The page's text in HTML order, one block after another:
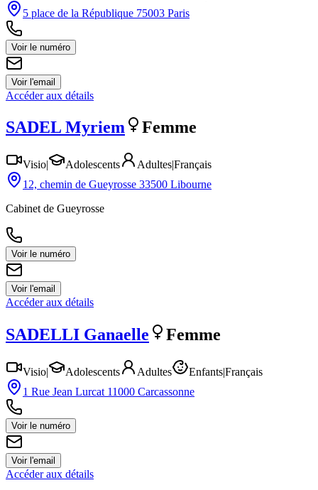
5 place de la République 75003 Paris
Voir le numéro
Voir l'email
Accéder aux détails
SADEL Myriem Femme
Visio| Adolescents Adultes|Français
12, chemin de Gueyrosse 33500 Libourne
Cabinet de Gueyrosse
Voir le numéro
Voir l'email
Accéder aux détails
SADELLI Ganaelle Femme
Visio| Adolescents Adultes Enfants|Français
1 Rue Jean Lurcat 11000 Carcassonne
Voir le numéro
Voir l'email
Accéder aux détails